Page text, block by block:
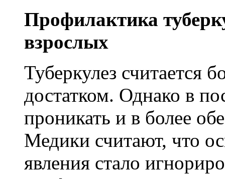
Профилактика
взрослых
Туберкулез считается
достатком. Однако в
проникать и в более
Медики считают, что
явления стало